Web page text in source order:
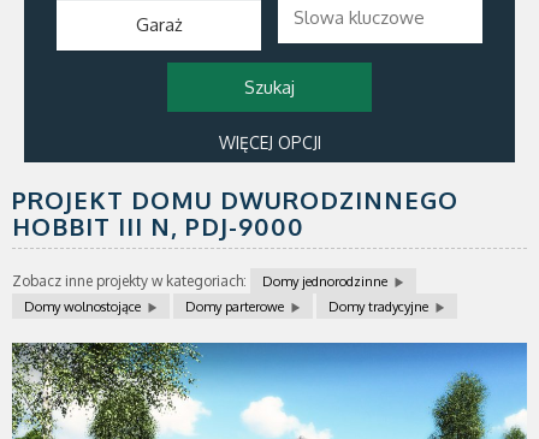
Garaż
WIĘCEJ OPCJI
PROJEKT DOMU DWURODZINNEGO
HOBBIT III N, PDJ-9000
Zobacz inne projekty w kategoriach:
Domy jednorodzinne
Domy wolnostojące
Domy parterowe Domy tradycyjne